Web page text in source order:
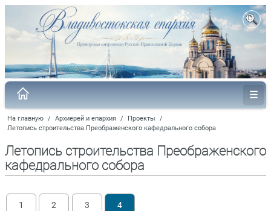
На главную / Архиерей и епархия / Проекты
/
Летопись строительства Преображенского кафедрального собора
Летопись строительства Преображенского
кафедрального собора
1 2 3 4